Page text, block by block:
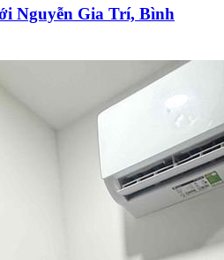
Nguyễn Gia Trí, Bình